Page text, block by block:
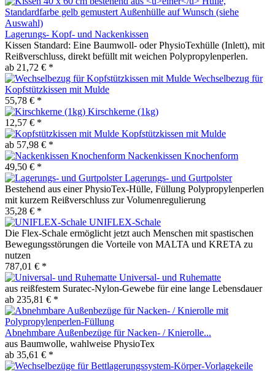
Lagerungs- Kopf- und Nackenkissen
Kissen Standard: Eine Baumwoll- oder PhysioTexhülle (Inlett), mit
Reißverschluss, direkt befüllt mit weichen Polypropylenperlen.
ab 21,72 € *
Wechselbezug für
Kopfstützkissen mit Mulde
55,78 € *
Kirschkerne (1kg)
12,57 € *
Kopfstützkissen mit Mulde
ab 57,98 € *
Nackenkissen Knochenform
49,50 € *
Lagerungs- und Gurtpolster
Bestehend aus einer PhysioTex-Hülle, Füllung Polypropylenperlen
mit kurzem Reißverschluss zur Volumenregulierung
35,28 € *
UNIFLEX-Schale
Die Flex-Schale ermöglicht jetzt auch Menschen mit spastischen
Bewegungsstörungen die Vorteile von MALTA und KRETA zu
nutzen
787,01 € *
Universal- und Ruhematte
aus reißfestem Suratec-Nylon-Gewebe für eine lange Lebensdauer
ab 235,81 € *
Abnehmbare Außenbezüge für Nacken- / Knierolle...
aus Baumwolle, wahlweise PhysioTex
ab 35,61 € *